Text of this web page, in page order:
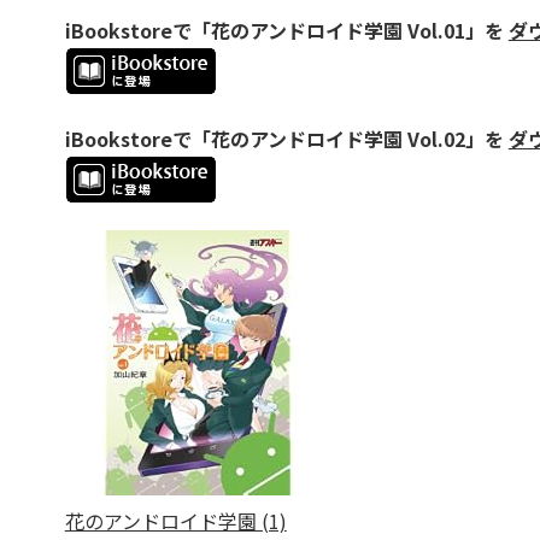
iBookstoreで「花のアンドロイド学園 Vol.01」を ダ
iBookstoreで「花のアンドロイド学園 Vol.02」を ダ
花のアンドロイド学園 (1)